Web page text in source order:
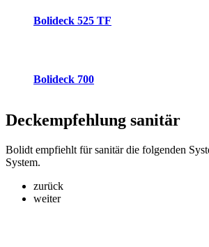
Bolideck 525 TF
Bolideck 700
Deckempfehlung sanitär
Bolidt empfiehlt für sanitär die folgenden
System.
zurück
weiter